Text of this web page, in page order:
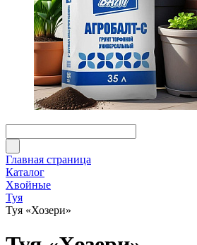
Главная страница
Каталог
Хвойные
Туя
Туя «Хозери»